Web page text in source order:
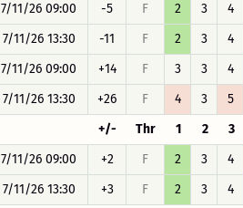
7/11/26 09:00 -5 F 2 3 4
7/11/26 13:30
-11 F 2 3 4
7/11/26 09:00 +14 F 3 3 4
7/11/26 13:30
+26 F 4 3 5
+/- Thr 1 2 3
7/11/26 09:00 +2 F 2 3 4
7/11/26 13:30
+3 F 2 3 4